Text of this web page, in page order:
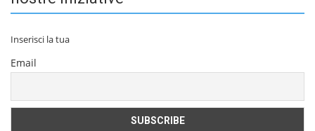
Inserisci la tua
Email